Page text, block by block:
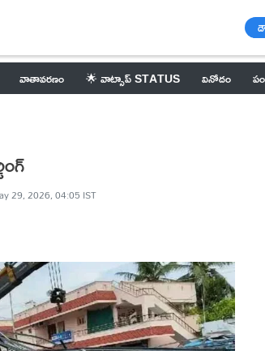
వాతావరణం 🌟 వాట్సాప్ STATUS వినోదం
29, 2026, 04:05 IST